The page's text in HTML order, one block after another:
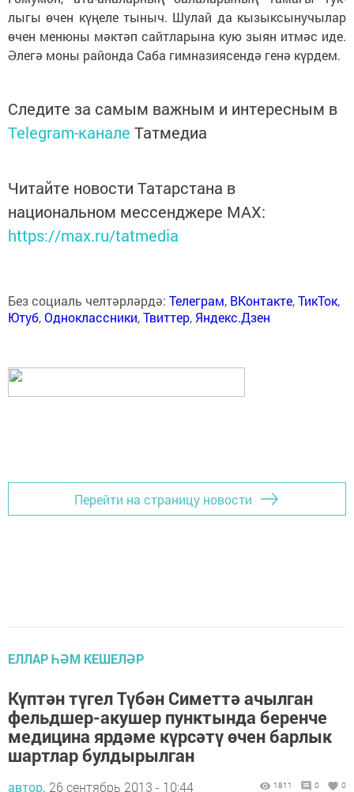
лыгы өчен күңеле тыныч. Шулай да кызыксынучылар
өчен менюны мәктәп сайтларына кую зыян итмәс иде.
Әлегә моны районда Саба гимназиясендә генә күрдем.
Следите за самым важным и интересным в
Telegram-канале Татмедиа
Читайте новости Татарстана в
национальном мессенджере MАХ:
https://max.ru/tatmedia
Без социаль челтәрләрдә: Телеграм, ВКонтакте,ТикТок,
Ютуб,Одноклассники,Твиттер, Яндекс.Дзен
Перейти на страницу новости
ЕЛЛАР ҺӘМ КЕШЕЛӘР
Күптән түгел Түбән Симеттә ачылган
фельдшер-акушер пунктында беренче
медицина ярдәме күрсәтү өчен барлык
шартлар булдырылган
автор, 26 сентябрь 2013 - 10:44 1811 0 0